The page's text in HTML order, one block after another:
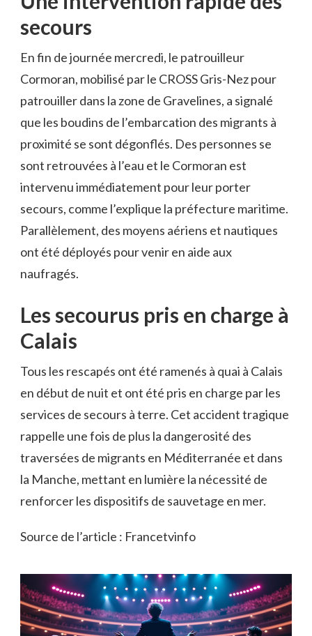
secours
En fin de journée mercredi, le patrouilleur
Cormoran, mobilisé par le CROSS Gris-Nez pour
patrouiller dans la zone de Gravelines, a signalé
que les boudins de l’embarcation des migrants à
proximité se sont dégonflés. Des personnes se
sont retrouvées à l’eau et le Cormoran est
intervenu immédiatement pour leur porter
secours, comme l’explique la préfecture maritime.
Parallèlement, des moyens aériens et nautiques
ont été déployés pour venir en aide aux
naufragés.
Les secourus pris en charge à
Calais
Tous les rescapés ont été ramenés à quai à Calais
en début de nuit et ont été pris en charge par les
services de secours à terre. Cet accident tragique
rappelle une fois de plus la dangerosité des
traversées de migrants en Méditerranée et dans
la Manche, mettant en lumière la nécessité de
renforcer les dispositifs de sauvetage en mer.
Source de l’article : Francetvinfo